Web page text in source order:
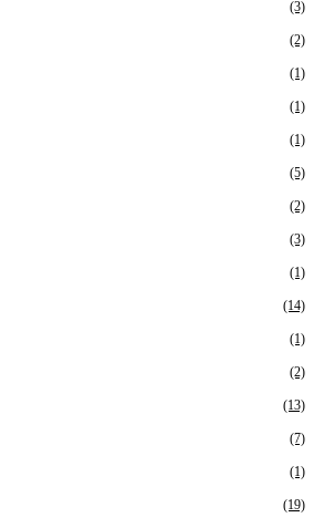
(3)
(2)
(1)
(1)
(1)
(5)
(2)
(3)
(1)
(14)
(1)
(2)
(13)
(7)
(1)
(19)